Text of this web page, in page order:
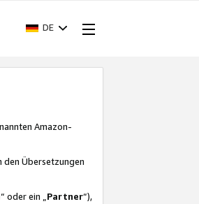
DE
Amazon-
den Übersetzungen
“ oder ein „Partner“),